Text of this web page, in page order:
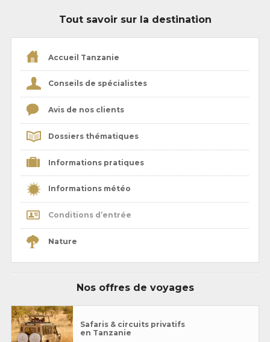
Tout savoir sur la destination
Accueil Tanzanie
Conseils de spécialistes
Avis de nos clients
Dossiers thématiques
Informations pratiques
Informations météo
Conditions d’entrée
Nature
Nos offres de voyages
Safaris & circuits privatifs
en Tanzanie